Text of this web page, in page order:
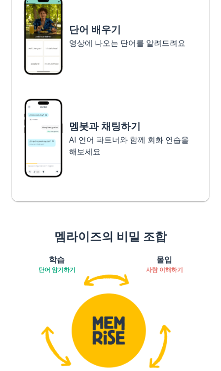
단어 배우기
영상에 나오는 단어를 알려드려요
멤봇과 채팅하기
AI 언어 파트너와 함께 회화 연습을
해보세요
멤라이즈의 비밀 조합
학습
단어 암기하기
몰입
사람 이해하기